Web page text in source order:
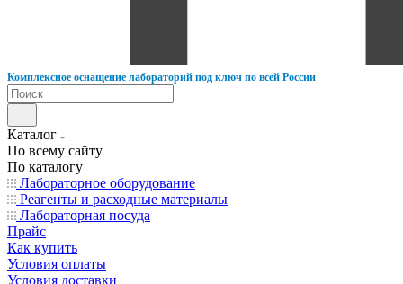
Комплексное оснащение лабораторий под ключ по всей России
Каталог
По всему сайту
По каталогу
Лабораторное оборудование
Реагенты и расходные материалы
Лабораторная посуда
Прайс
Как купить
Условия оплаты
Условия доставки